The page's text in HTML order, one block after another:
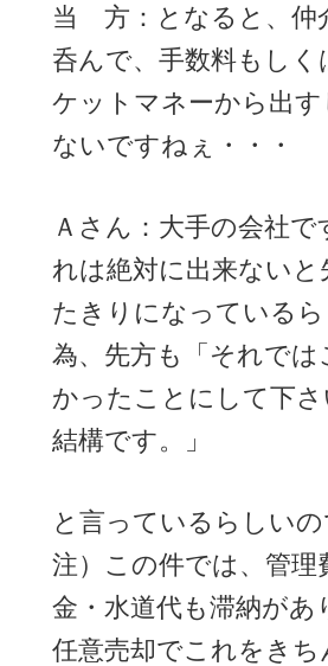
当 方：となると、仲
呑んで、手数料もしく
ケットマネーから出
ないですねぇ・・・
Ａさん：大手の会社で
れは絶対に出来ないと
たきりになっている
為、先方も「それでは
かったことにして下
結構です。」
と言っているらしいの
注）この件では、管理
金・水道代も滞納があ
任意売却でこれをき